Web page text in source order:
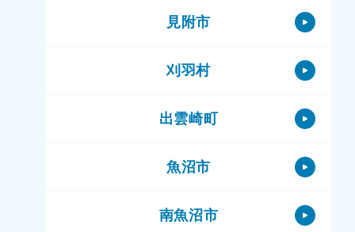
見附市
刈羽村
出雲崎町
魚沼市
南魚沼市